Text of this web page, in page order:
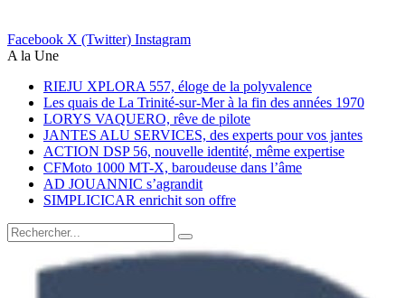
Facebook X (Twitter) Instagram
A la Une
RIEJU XPLORA 557, éloge de la polyvalence
Les quais de La Trinité-sur-Mer à la fin des années 1970
LORYS VAQUERO, rêve de pilote
JANTES ALU SERVICES, des experts pour vos jantes
ACTION DSP 56, nouvelle identité, même expertise
CFMoto 1000 MT-X, baroudeuse dans l’âme
AD JOUANNIC s’agrandit
SIMPLICICAR enrichit son offre